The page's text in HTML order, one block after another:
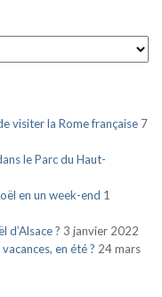
visiter la Rome française 7
le Parc du Haut-
en un week-end 1
d’Alsace ? 3 janvier 2022
en été ? 24 mars